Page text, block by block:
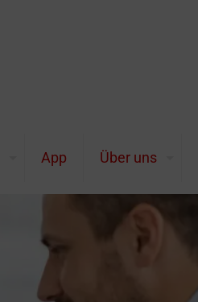
App Über uns